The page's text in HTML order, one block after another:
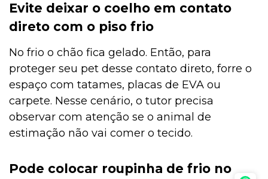
Evite deixar o coelho em contato
direto com o piso frio
No frio o chão fica gelado. Então, para
proteger seu pet desse contato direto, forre o
espaço com tatames, placas de EVA ou
carpete. Nesse cenário, o tutor precisa
observar com atenção se o animal de
estimação não vai comer o tecido.
Pode colocar roupinha de frio no